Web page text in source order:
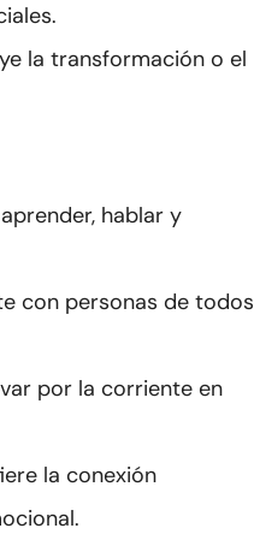
la transformación o el
hablar y
con personas de todos
por la corriente en
la conexión